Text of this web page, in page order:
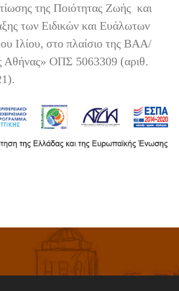
της Ποιότητας Ζωής και
των Ειδικών και Ευάλωτων
Ιλίου, στο πλαίσιο της ΒΑΑ/
Αθήνας» ΟΠΣ 5063309 (αριθ.